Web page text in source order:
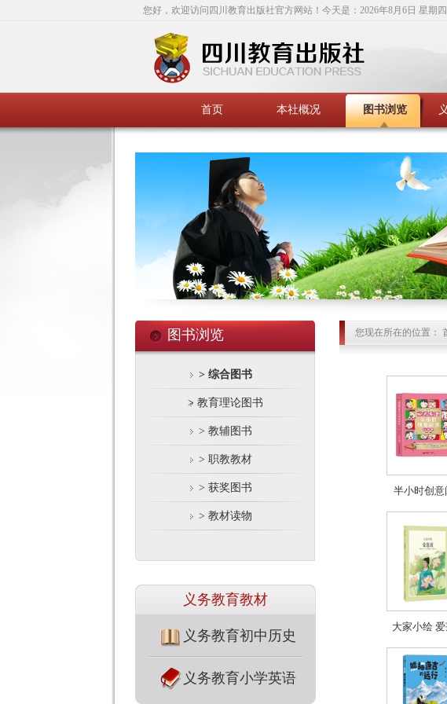
您好，欢迎访问四川教育出版社官方网站！今天是： 2026年8月6日 星期四
首页 本社概况 图书浏览
图书浏览
> 综合图书
> 教育理论图书
> 教辅图书
> 职教教材
> 获奖图书
> 教材读物
义务教育教材
义务教育初中历史
义务教育小学英语
您现在所在的位置：
半小时创意
大家小绘 爱